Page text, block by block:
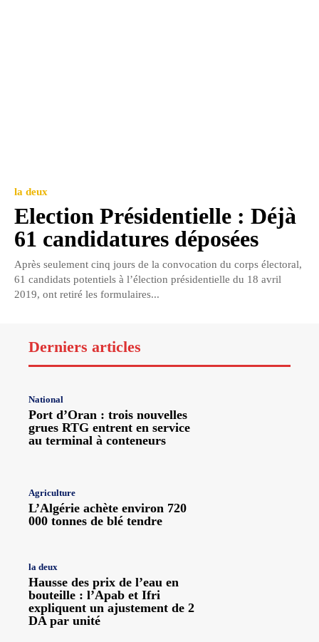
la deux
Election Présidentielle : Déjà
61 candidatures déposées
Après seulement cinq jours de la convocation du corps électoral,
61 candidats potentiels à l’élection présidentielle du 18 avril
2019, ont retiré les formulaires...
Derniers articles
National
Port d’Oran : trois nouvelles
grues RTG entrent en service
au terminal à conteneurs
Agriculture
L’Algérie achète environ 720
000 tonnes de blé tendre
la deux
Hausse des prix de l’eau en
bouteille : l’Apab et Ifri
expliquent un ajustement de 2
DA par unité